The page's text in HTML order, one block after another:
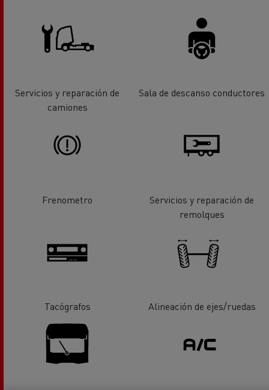
Servicios y reparación de
camiones
Sala de descanso conductores
Frenometro
Servicios y reparación de
remolques
Tacógrafos Alineación de ejes/ruedas